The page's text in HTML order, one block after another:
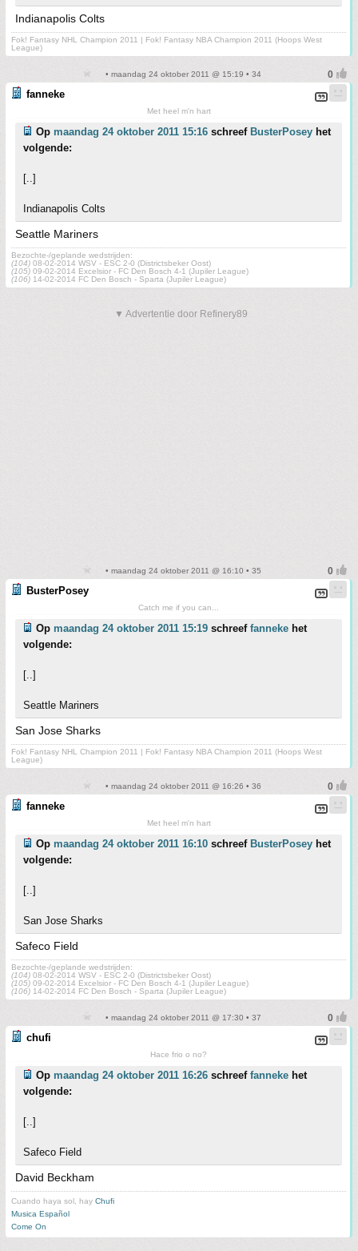
Indianapolis Colts
Fok! Fantasy NHL Champion 2011 | Fok! Fantasy NBA Champion 2011 (Hoops West
League)
• maandag 24 oktober 2011 @ 15:19 • 34
fanneke
Met heel m'n hart
Op maandag 24 oktober 2011 15:16 schreef BusterPosey het
volgende:
[..]
Indianapolis Colts
Seattle Mariners
Bezochte-/geplande wedstrijden:
(104) 08-02-2014 WSV - ESC 2-0 (Districtsbeker Oost)
(105) 09-02-2014 Excelsior - FC Den Bosch 4-1 (Jupiler League)
(106) 14-02-2014 FC Den Bosch - Sparta (Jupiler League)
▼ Advertentie door Refinery89
• maandag 24 oktober 2011 @ 16:10 • 35
BusterPosey
Catch me if you can...
Op maandag 24 oktober 2011 15:19 schreef fanneke het
volgende:
[..]
Seattle Mariners
San Jose Sharks
Fok! Fantasy NHL Champion 2011 | Fok! Fantasy NBA Champion 2011 (Hoops West
League)
• maandag 24 oktober 2011 @ 16:26 • 36
fanneke
Met heel m'n hart
Op maandag 24 oktober 2011 16:10 schreef BusterPosey het
volgende:
[..]
San Jose Sharks
Safeco Field
Bezochte-/geplande wedstrijden:
(104) 08-02-2014 WSV - ESC 2-0 (Districtsbeker Oost)
(105) 09-02-2014 Excelsior - FC Den Bosch 4-1 (Jupiler League)
(106) 14-02-2014 FC Den Bosch - Sparta (Jupiler League)
• maandag 24 oktober 2011 @ 17:30 • 37
chufi
Hace frio o no?
Op maandag 24 oktober 2011 16:26 schreef fanneke het
volgende:
[..]
Safeco Field
David Beckham
Cuando haya sol, hay Chufi
Musica Español
Come On